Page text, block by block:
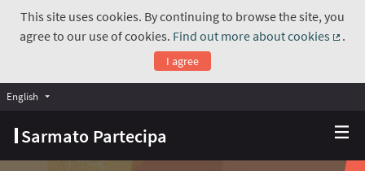
This site uses cookies. By continuing to browse the site, you
agree to our use of cookies. Find out more about cookies
.
I agree
Sarmato Partecipa
English Choose language